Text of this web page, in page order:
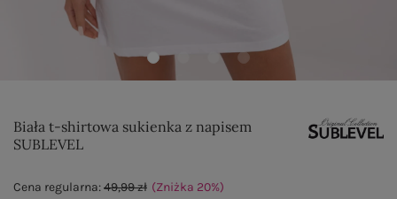
Biała t-shirtowa sukienka z napisem
SUBLEVEL
Cena regularna:49,99 zł (Zniżka 20%)